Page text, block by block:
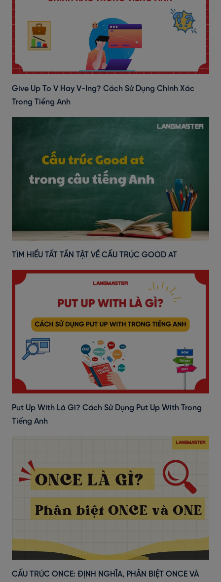
Give Up To V Hay V-Ing? Cách Sử Dụng Chính Xác
Trong Tiếng Anh
TÌM HIỂU TẤT TẦN TẬT VỀ CẤU TRÚC GOOD AT
Put Up With Là Gì? Cách Sử Dụng Put Up With Trong
Tiếng Anh
CẤU TRÚC ONCE: ĐỊNH NGHĨA, PHÂN BIỆT ONCE VÀ